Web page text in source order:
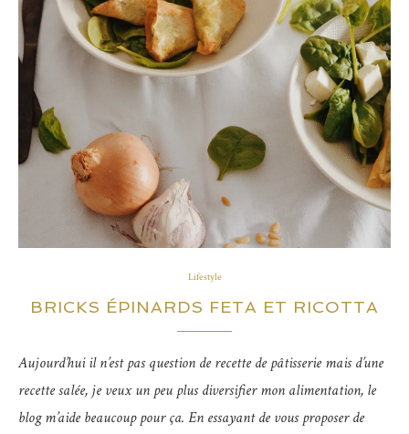
Lifestyle
BRICKS ÉPINARDS FETA ET RICOTTA
Aujourd’hui il n’est pas question de recette de pâtisserie mais d’une
recette salée, je veux un peu plus diversifier mon alimentation, le
blog m’aide beaucoup pour ça. En essayant de vous proposer de